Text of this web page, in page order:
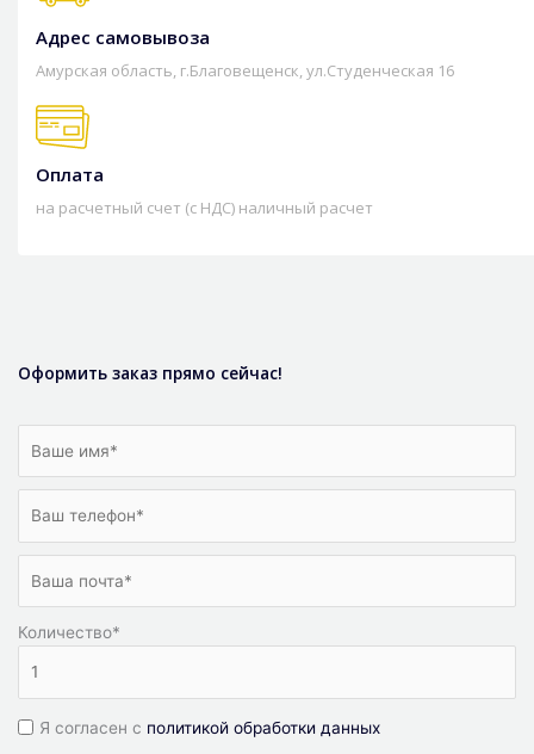
Адрес самовывоза
Амурская область, г.Благовещенск, ул.Студенческая 16
Оплата
на расчетный счет (с НДС) наличный расчет
Оформить заказ прямо сейчас!
Количество*
Я согласен с политикой обработки данных